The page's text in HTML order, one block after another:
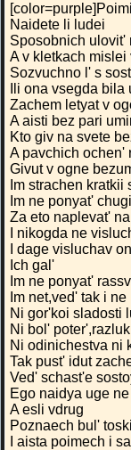
Naidete li ludei
Sposobnich ulovit'
A v kletkach
Sozvuchno l' s
Ili ona vsegda
Zachem letyat v
A aisti bez pari
Kto giv na svete
A pavchich ochen'
Givut v ogne
Im strachen kratkii
Im ne ponyat'
Za eto naplevat'
I nikogda ne
I dage visluchav
Ich gal'
Im ne ponyat'
Im net,ved' tak i
Ni gor'koi sladosti
Ni bol'
Ni odinichestva ni
Tak pust' idut
Ved' schast'e
Ego naidya uge
A esli vdrug
Poznaech bul' toski
I aista poimech i